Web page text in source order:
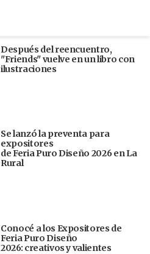
Después del reencuentro,
"Friends" vuelve en un libro con
ilustraciones
Se lanzó la preventa para
expositores
de Feria Puro Diseño 2026 en La
Rural
Conocé a los Expositores de
Feria Puro Diseño
2026: creativos y valientes